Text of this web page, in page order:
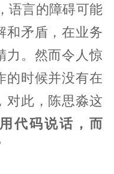
语言的障碍可能
和矛盾，在业务
力。然而令人惊
的时候并没有在
对此，陈思淼这
代码说话，而